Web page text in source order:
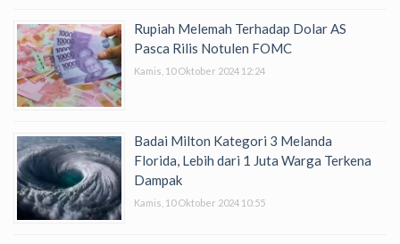
Rupiah Melemah Terhadap Dolar AS
Pasca Rilis Notulen FOMC
Kamis, 10 Oktober 2024 12:24
Badai Milton Kategori 3 Melanda
Florida, Lebih dari 1 Juta Warga Terkena
Dampak
Kamis, 10 Oktober 2024 10:55